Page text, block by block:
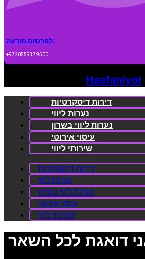
לפרסום מודעה:
+9720559379500
Hasfaniyot
דירות דיסקרטיות
נערות ליווי
נערות ליווי בשרון
עיסוי אירוטי
שירותי ליווי
דירות דיסקרטיות
נערות ליווי
נערות ליווי בשרון
עיסוי אירוטי
שירותי ליווי
דואגת לכל השאר